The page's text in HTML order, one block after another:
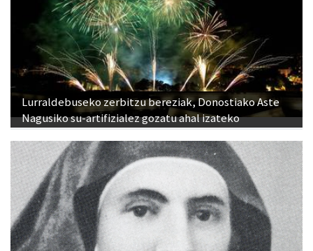
Lurraldebuseko zerbitzu bereziak, Donostiako Aste
Nagusiko su-artifizialez gozatu ahal izateko